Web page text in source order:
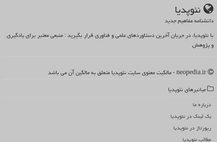
نئوپدیا
دانشنامه مفاهیم جدید
با نئوپدیا، در جریان آخرین دستاوردهای علمی و فناوری قرار بگیرید : منبعی معتبر برای یادگیری
و پژوهش
میانبرهای نئوپدیا
درباره ما
بک لینک در نئوپدیا
رپورتاژ در نئوپدیا
مطالب نئوپدیا